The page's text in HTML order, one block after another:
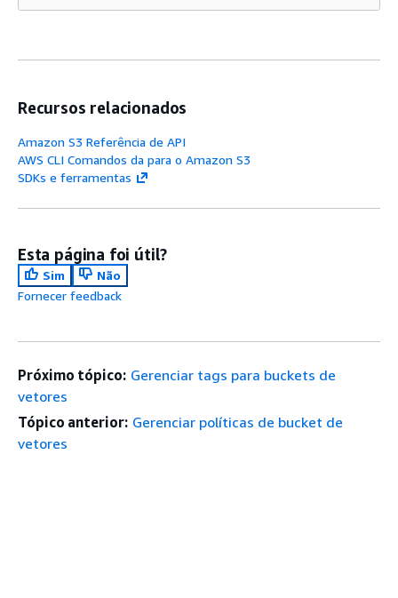
Recursos relacionados
Amazon S3 Referência de API
AWS CLI Comandos da para o Amazon S3
SDKs e ferramentas
Esta página foi útil?
Sim
Não
Fornecer feedback
Próximo tópico: Gerenciar tags para buckets de
vetores
Tópico anterior: Gerenciar políticas de bucket de
vetores